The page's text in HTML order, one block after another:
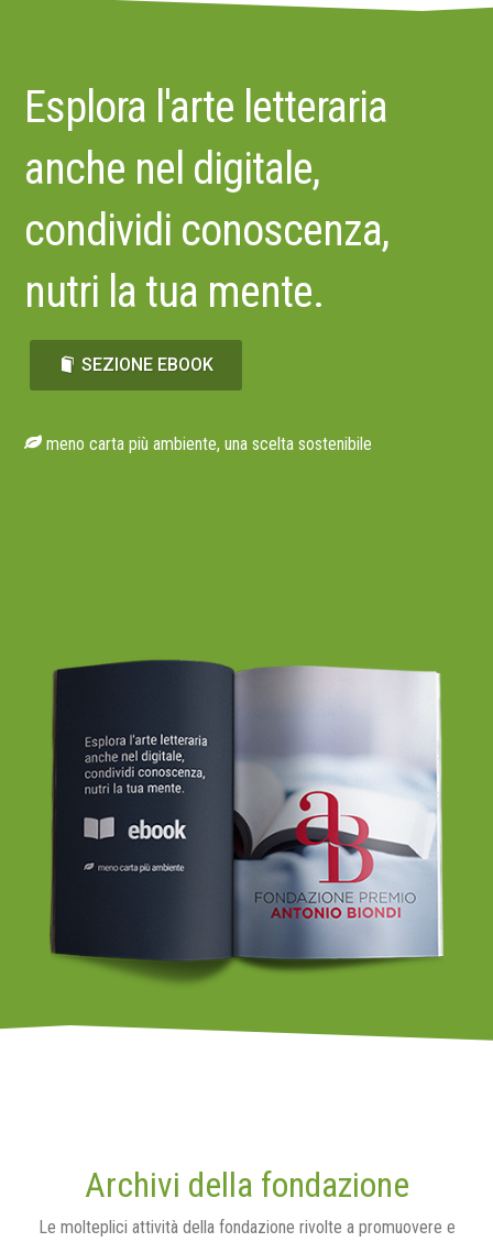
Esplora l'arte letteraria
anche nel digitale,
condividi conoscenza,
nutri la tua mente.
SEZIONE EBOOK
meno carta più ambiente, una scelta sostenibile
Archivi della fondazione
Le molteplici attività della fondazione rivolte a promuovere e